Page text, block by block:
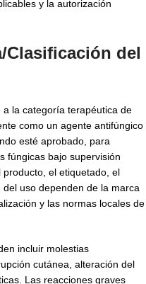
y la autorización
Clasificación del
la categoría terapéutica de
como un agente antifúngico
esté aprobado, para
fúngicas bajo supervisión
el etiquetado, el
uso dependen de la marca
y las normas locales de
incluir molestias
cutánea, alteración del
Las reacciones graves